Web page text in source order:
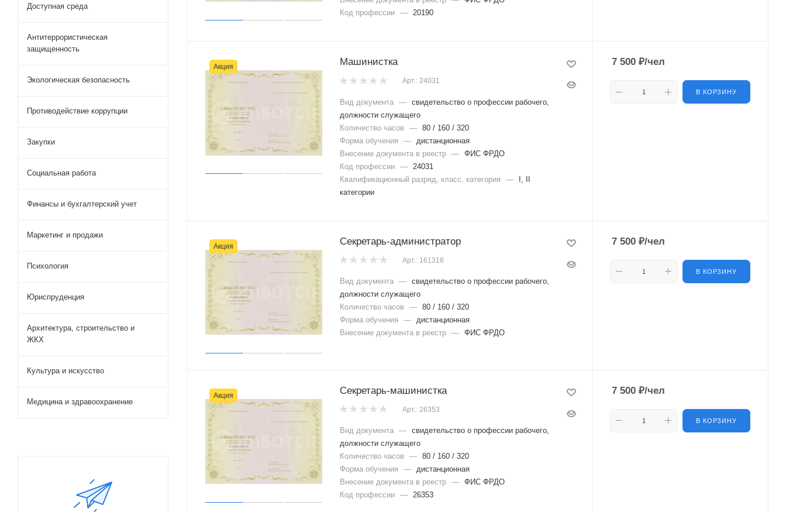
Код профессии — 20190
Акция Машинистка
Арт.: 24031
Вид документа — свидетельство о профессии рабочего,
должности служащего
Количество часов
— 80 / 160 / 320
Форма обучения
—
дистанционная
Внесение документа в реестр — ФИС ФРДО
Код профессии —
24031
Квалификационный разряд, класс, категория
—
I, II
категории
7 500 ₽/чел
В КОРЗИНУ
Акция Секретарь-администратор
Арт.: 161318
Вид документа — свидетельство о профессии рабочего,
должности служащего
Количество часов
— 80 / 160 / 320
Форма обучения
— дистанционная
Внесение документа в реестр — ФИС ФРДО
7 500 ₽/чел
В КОРЗИНУ
Акция Секретарь-машинистка
Арт.: 26353
Вид документа — свидетельство о профессии рабочего,
должности служащего
Количество часов
— 80 / 160 / 320
Форма обучения
— дистанционная
Внесение документа в реестр — ФИС ФРДО
Код профессии — 26353
7 500 ₽/чел
В КОРЗИНУ
Доступная среда
Антитеррористическая
защищенность
Экологическая безопасность
Противодействие коррупции
Закупки
Социальная работа
Финансы и бухгалтерский учет
Маркетинг и продажи
Психология
Юриспруденция
Архитектура, строительство и
ЖКХ
Культура и искусство
Медицина и здравоохранение